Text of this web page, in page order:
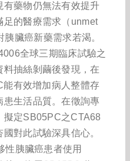
有藥物仍無法有效提升
足的醫療需求（unmet
臟癌新藥需求若渴。
全球三期臨床試驗之
抽絲剝繭後發現，在
有效增加病人整體存
生活品質。在徵詢專
擬定SB05PC之CTA68
對此試驗深具信心。
性胰臟癌患者使用